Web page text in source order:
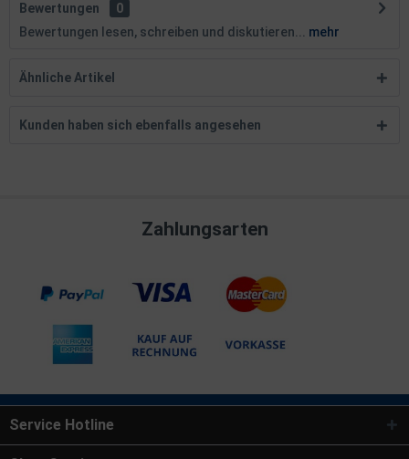
Bewertungen
0
Bewertungen lesen, schreiben und diskutieren...
mehr
Ähnliche Artikel
Kunden haben sich ebenfalls angesehen
Zahlungsarten
Service Hotline